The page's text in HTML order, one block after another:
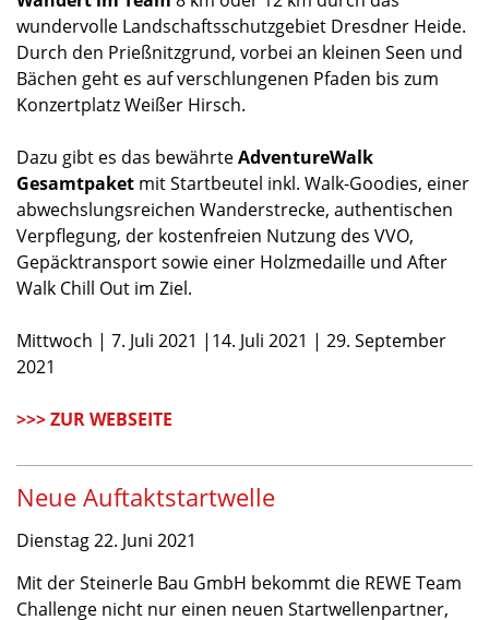
wundervolle Landschaftsschutzgebiet Dresdner Heide.
Durch den Prießnitzgrund, vorbei an kleinen Seen und
Bächen geht es auf verschlungenen Pfaden bis zum
Konzertplatz Weißer Hirsch.
Dazu gibt es das bewährteAdventureWalk
Gesamtpaket mit Startbeutel inkl. Walk-Goodies, einer
abwechslungsreichen Wanderstrecke, authentischen
Verpflegung, der kostenfreien Nutzung des VVO,
Gepäcktransport sowie einer Holzmedaille und After
Walk Chill Out im Ziel.
Mittwoch | 7. Juli 2021 |14. Juli 2021 | 29. September
2021
>>> ZUR WEBSEITE
Neue Auftaktstartwelle
Dienstag 22. Juni 2021
Mit der Steinerle Bau GmbH bekommt die REWE Team
Challenge nicht nur einen neuen Startwellenpartner,